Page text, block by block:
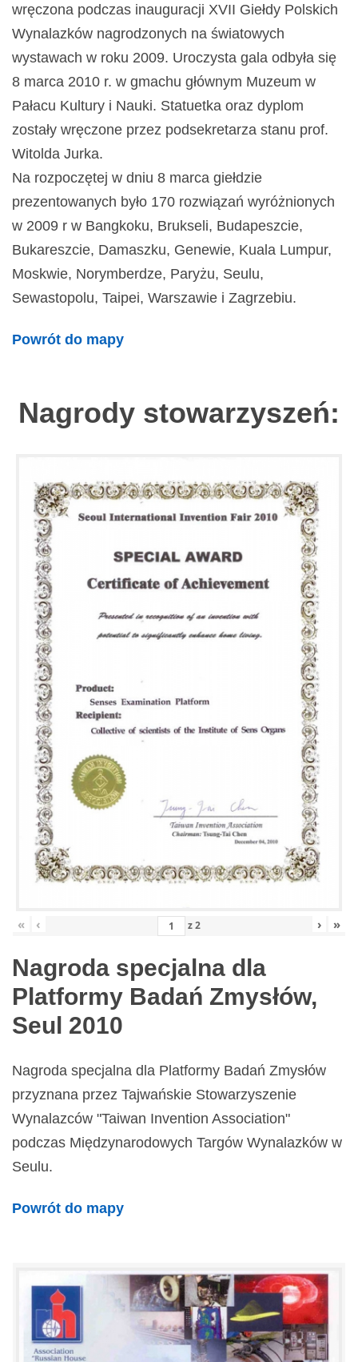
wręczona podczas inauguracji XVII Giełdy Polskich
Wynalazków nagrodzonych na światowych
wystawach w roku 2009. Uroczysta gala odbyła się
8 marca 2010 r. w gmachu głównym Muzeum w
Pałacu Kultury i Nauki. Statuetka oraz dyplom
zostały wręczone przez podsekretarza stanu prof.
Witolda Jurka.
Na rozpoczętej w dniu 8 marca giełdzie
prezentowanych było 170 rozwiązań wyróżnionych
w 2009 r w Bangkoku, Brukseli, Budapeszcie,
Bukareszcie, Damaszku, Genewie, Kuala Lumpur,
Moskwie, Norymberdze, Paryżu, Seulu,
Sewastopolu, Taipei, Warszawie i Zagrzebiu.
Powrót do mapy
Nagrody stowarzyszeń:
« ‹ z2 › »
Nagroda specjalna dla
Platformy Badań Zmysłów,
Seul 2010
Nagroda specjalna dla Platformy Badań Zmysłów
przyznana przez Tajwańskie Stowarzyszenie
Wynalazców "Taiwan Invention Association"
podczas Międzynarodowych Targów Wynalazków w
Seulu.
Powrót do mapy